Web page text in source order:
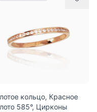
кольцо, Красное
585°, Цирконы